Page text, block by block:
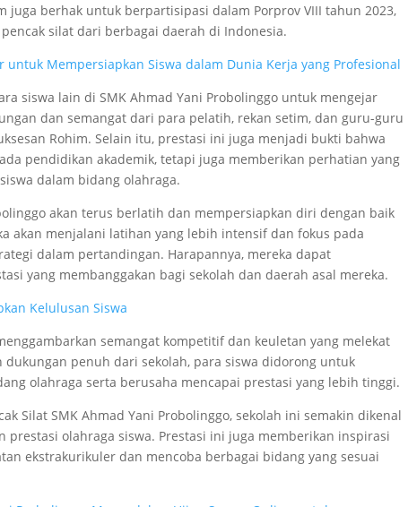
juga berhak untuk berpartisipasi dalam Porprov VIII tahun 2023,
silat dari berbagai daerah di Indonesia.
untuk Mempersiapkan Siswa dalam Dunia Kerja yang Profesional
siswa lain di SMK Ahmad Yani Probolinggo untuk mengejar
dan semangat dari para pelatih, rekan setim, dan guru-guru
Rohim. Selain itu, prestasi ini juga menjadi bukti bahwa
pendidikan akademik, tetapi juga memberikan perhatian yang
dalam bidang olahraga.
akan terus berlatih dan mempersiapkan diri dengan baik
akan menjalani latihan yang lebih intensif dan fokus pada
dalam pertandingan. Harapannya, mereka dapat
yang membanggakan bagi sekolah dan daerah asal mereka.
Kelulusan Siswa
semangat kompetitif dan keuletan yang melekat
dukungan penuh dari sekolah, para siswa didorong untuk
olahraga serta berusaha mencapai prestasi yang lebih tinggi.
Silat SMK Ahmad Yani Probolinggo, sekolah ini semakin dikenal
prestasi olahraga siswa. Prestasi ini juga memberikan inspirasi
ekstrakurikuler dan mencoba berbagai bidang yang sesuai